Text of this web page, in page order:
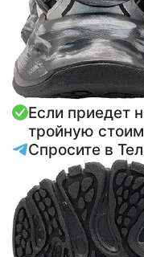
Если приедет
тройную
Спросите в